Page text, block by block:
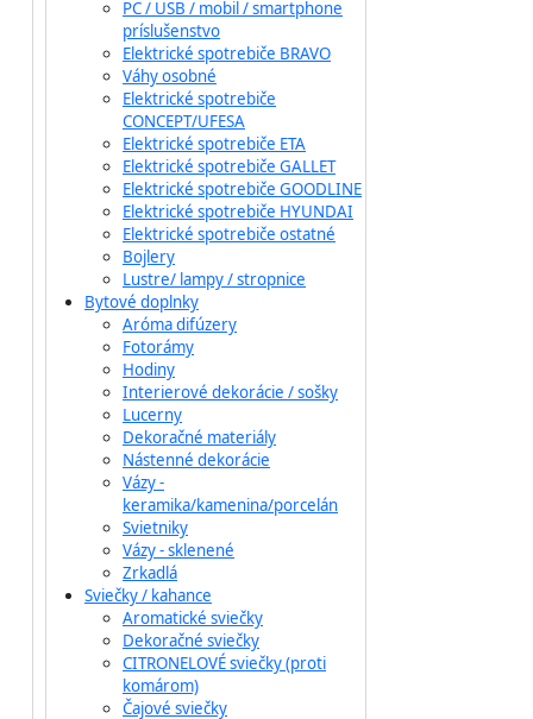
PC / USB / mobil / smartphone
príslušenstvo
Elektrické spotrebiče BRAVO
Váhy osobné
Elektrické spotrebiče
CONCEPT/UFESA
Elektrické spotrebiče ETA
Elektrické spotrebiče GALLET
Elektrické spotrebiče GOODLINE
Elektrické spotrebiče HYUNDAI
Elektrické spotrebiče ostatné
Bojlery
Lustre/ lampy / stropnice
Bytové doplnky
Aróma difúzery
Fotorámy
Hodiny
Interierové dekorácie / sošky
Lucerny
Dekoračné materiály
Nástenné dekorácie
Vázy -
keramika/kamenina/porcelán
Svietniky
Vázy - sklenené
Zrkadlá
Sviečky / kahance
Aromatické sviečky
Dekoračné sviečky
CITRONELOVÉ sviečky (proti
komárom)
Čajové sviečky